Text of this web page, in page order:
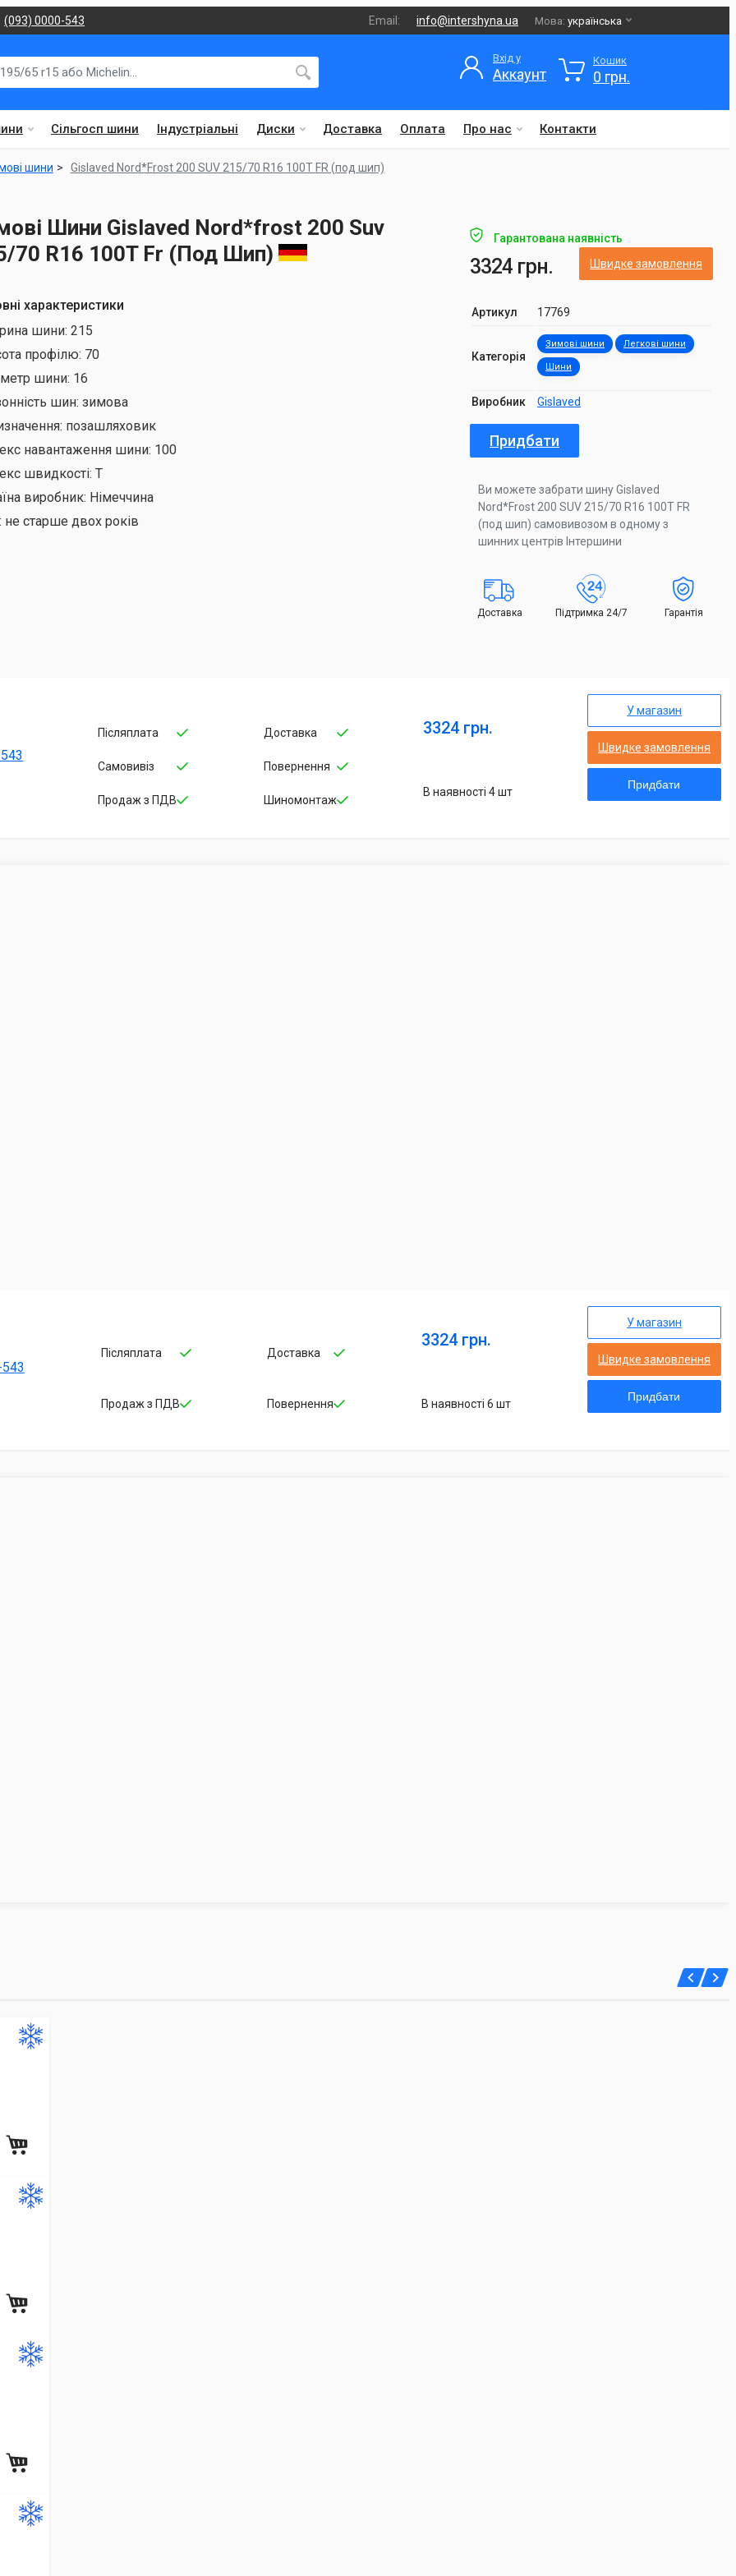
(093) 0000-543 Email: info@intershyna.ua Мова: українська
Сільгосп шини Індустріальні Диски Доставка Оплата Про нас Контакти
Вхід у
Аккаунт
Кошик
0 грн.
шини Gislaved Nord*Frost 200 SUV 215/70 R16 100T FR (под шип)
Шини Gislaved Nord*frost 200 Suv
70 R16 100T Fr (Под Шип)
характеристики
шини: 215
профілю: 70
шини: 16
шин: зимова
позашляховик
навантаження шини: 100
швидкості: T
виробник: Німеччина
не старше двох років
Гарантована наявність
3324 грн. Швидке замовлення
Артикул 17769
Категорія
Зимові шини Легкові шини
Шини
Виробник Gislaved
Придбати
Ви можете забрати шину Gislaved
Nord*Frost 200 SUV 215/70 R16 100T FR
(под шип) самовивозом в одному з
шинних центрів Інтершини
Доставка Підтримка 24/7 Гарантія
Післяплата
Самовивіз
Продаж з ПДВ
Доставка
Повернення
Шиномонтаж
3324 грн.
В наявності 4 шт
У магазин
Швидке замовлення
Придбати
Післяплата
Продаж з ПДВ
Доставка
Повернення
3324 грн.
В наявності 6 шт
У магазин
Швидке замовлення
Придбати